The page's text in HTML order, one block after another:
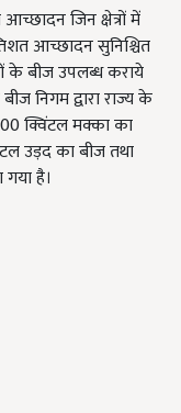
जिन क्षेत्रों में
आच्छादन सुनिश्चित
के बीज उपलब्ध कराये
निगम द्वारा राज्य के
क्विंटल मक्का का
उड़द का बीज तथा
है।